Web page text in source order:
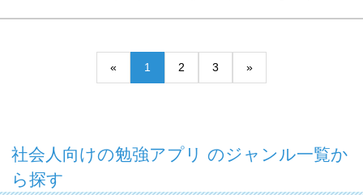
« 1 2 3 »
社会人向けの勉強アプリ のジャンル一覧か
ら探す